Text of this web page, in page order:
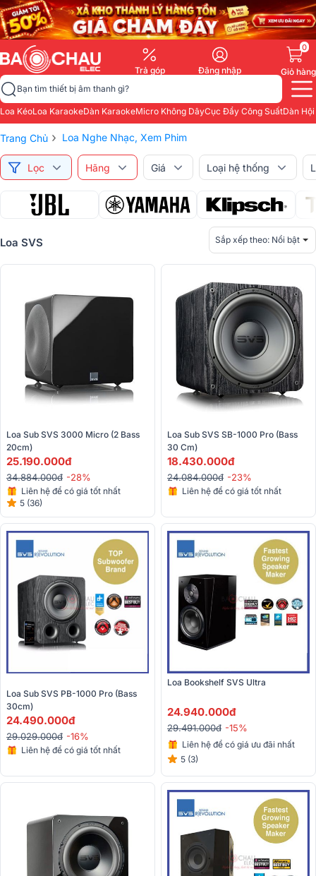
Trả góp Đăng nhập
0
Giỏ hàng
Bạn tìm thiết bị âm thanh gì?
Loa KéoLoa KaraokeDàn KaraokeMicro Không DâyCục Đẩy Công SuấtDàn
Trang Chủ › Loa Nghe Nhạc, Xem Phim
Lọc Hãng Giá Loại hệ thống
Loa SVS Sắp xếp theo: Nổi bật
Loa Sub SVS 3000 Micro (2 Bass
20cm)
25.190.000đ
34.884.000đ -28%
Liên hệ để có giá tốt nhất
5 (36)
Loa Sub SVS SB-1000 Pro (Bass
30 Cm)
18.430.000đ
24.084.000đ -23%
Liên hệ để có giá tốt nhất
Loa Sub SVS PB-1000 Pro (Bass
30cm)
24.490.000đ
29.029.000đ -16%
Liên hệ để có giá tốt nhất
Loa Bookshelf SVS Ultra
24.940.000đ
29.491.000đ -15%
Liên hệ để có giá ưu đãi nhất
5 (3)